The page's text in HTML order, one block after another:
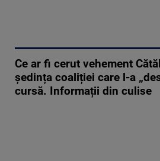
Ce ar fi cerut vehement
ședința coaliției care l-a
cursă. Informații din culise